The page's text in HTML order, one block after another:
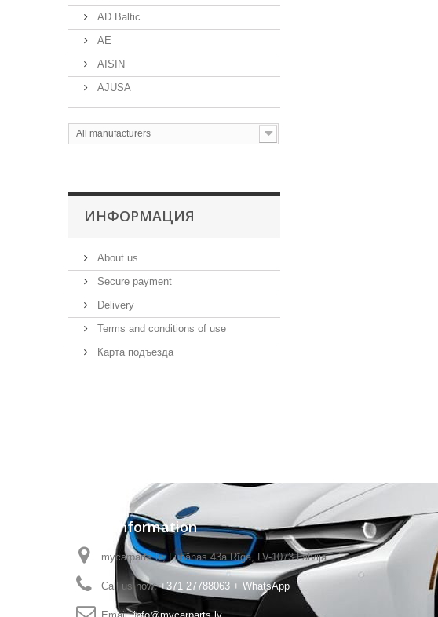
AD Baltic
AE
AISIN
AJUSA
All manufacturers
ИНФОРМАЦИЯ
About us
Secure payment
Delivery
Terms and conditions of use
Карта подъезда
Store Information
mycarparts.lv, Lubānas 43a Rīga, LV-1073 Latvija
Call us now:+371 27788063 + WhatsApp